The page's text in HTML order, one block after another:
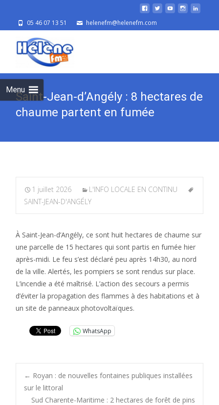
05 46 07 13 51 helenefm@helenefm.com
Menu
Saint-Jean-d’Angély : 8 hectares de
chaume partent en fumée
1 juillet 2026
L'INFO LOCALE EN CONTINU
SAINT-JEAN-D'ANGÉLY
À Saint-Jean-d’Angély, ce sont huit hectares de chaume sur
une parcelle de 15 hectares qui sont partis en fumée hier
après-midi. Le feu s’est déclaré peu après 14h30, au nord
de la ville. Alertés, les pompiers se sont rendus sur place.
L’incendie a été maîtrisé. L’action des secours a permis
d’éviter la propagation des flammes à des habitations et à
un site de panneaux photovoltaïques.
WhatsApp
Post
← Royan : de nouvelles fontaines publiques installées
sur le littoral
Sud Charente-Maritime : 2 hectares de forêt de pins